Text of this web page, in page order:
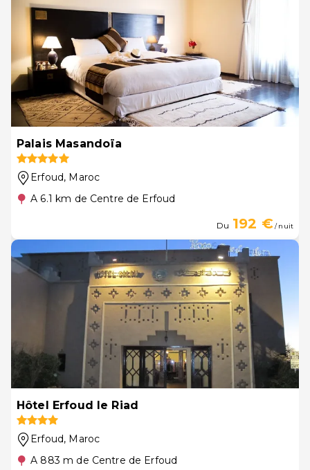
Palais Masandoïa
Erfoud, Maroc
A 6.1 km de Centre de Erfoud
Du 192 €/ nuit
Hôtel Erfoud le Riad
Erfoud, Maroc
A 883 m de Centre de Erfoud